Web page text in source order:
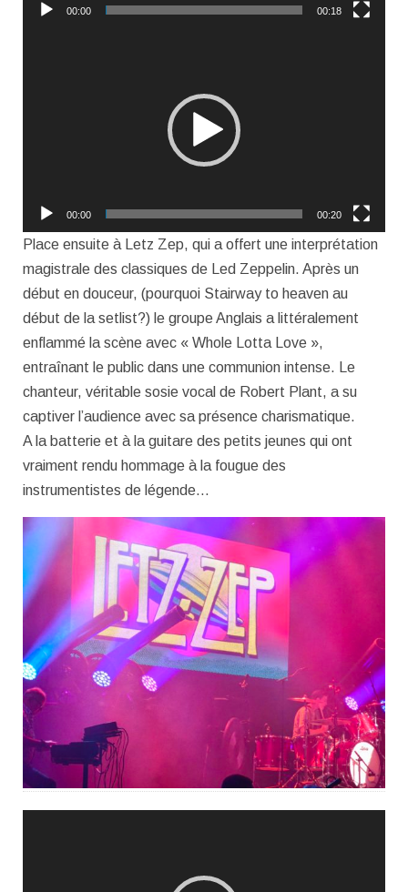
00:00 00:18
00:00 00:20
Place ensuite à Letz Zep, qui a offert une interprétation
magistrale des classiques de Led Zeppelin. Après un
début en douceur, (pourquoi Stairway to heaven au
début de la setlist?) le groupe Anglais a littéralement
enflammé la scène avec « Whole Lotta Love »,
entraînant le public dans une communion intense. Le
chanteur, véritable sosie vocal de Robert Plant, a su
captiver l’audience avec sa présence charismatique.
A la batterie et à la guitare des petits jeunes qui ont
vraiment rendu hommage à la fougue des
instrumentistes de légende…